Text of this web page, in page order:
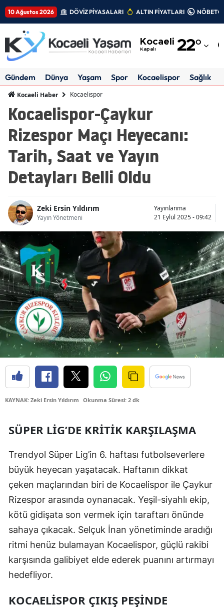
10 Ağustos 2026 DÖVİZ PİYASALARI ALTIN FİYATLARI
Kocaeli
Kapalı 22°
Adıyaman
Amasya
Ankara
Antalya
Artvin
Aydın
Balıkesir
Bilecik
Bingöl
Bitlis
Bolu
Burdur
Bursa
Çanakkale
Çankırı
Edirne
Elazığ
Erzincan
Eskişehir
Gaziantep
Gümüşhane
Gündem Dünya Yaşam Spor Kocaelispor Sağlık
Kocaeli Haber Kocaelispor
Kocaelispor-Çaykur
Rizespor Maçı Heyecanı:
Tarih, Saat ve Yayın
Detayları Belli Oldu
Zeki Ersin Yıldırım
Yayın Yönetmeni
Yayınlanma
21 Eylül 2025 - 09:42
KAYNAK: Zeki Ersin Yıldırım Okunma Süresi: 2 dk
SÜPER LIG’DE KRITIK KARŞILAŞMA
Trendyol Süper Lig’in 6. haftası futbolseverlere
büyük heyecan yaşatacak. Haftanın dikkat
çeken maçlarından biri de Kocaelispor ile Çaykur
Rizespor arasında oynanacak. Yeşil-siyahlı ekip,
kötü gidişata son vermek için taraftarı önünde
sahaya çıkacak. Selçuk İnan yönetiminde aradığı
ritmi henüz bulamayan Kocaelispor, güçlü rakibi
karşısında galibiyet elde ederek puanını artırmayı
hedefliyor.
KOCAELISPOR ÇIKIŞ PEŞINDE